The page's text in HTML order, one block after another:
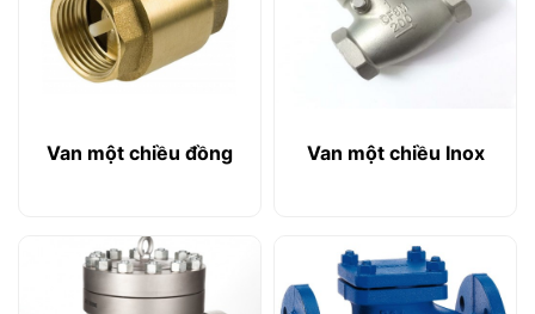
Van một chiều đồng Van một chiều Inox